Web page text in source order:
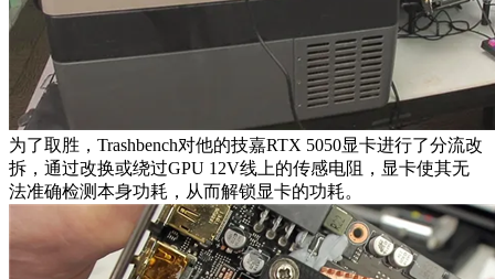
为了取胜，Trashbench对他的技嘉RTX 5050显卡进行了分流改
拆，通过改换或绕过GPU 12V线上的传感电阻，显卡使其无
法准确检测本身功耗，从而解锁显卡的功耗。